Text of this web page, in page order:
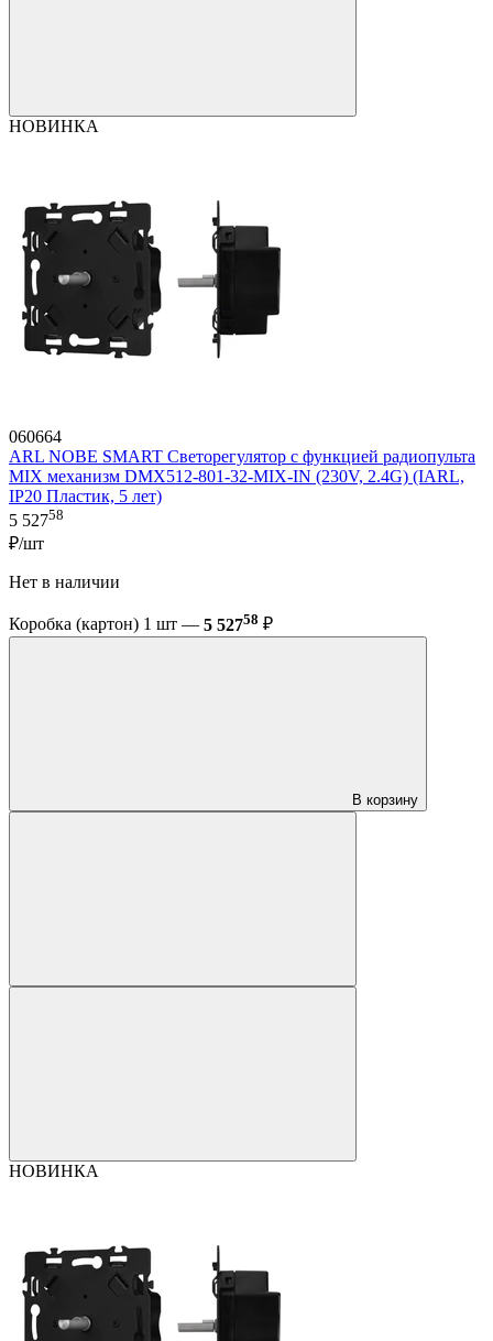
НОВИНКА
060664
ARL NOBE SMART Светорегулятор с функцией радиопульта
MIX механизм DMX512-801-32-MIX-IN (230V, 2.4G) (IARL,
IP20 Пластик, 5 лет)
5 52758
₽/шт
Нет в наличии
Коробка (картон) 1 шт — 5 52758 ₽
В корзину
НОВИНКА